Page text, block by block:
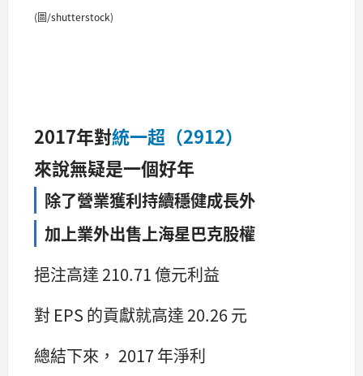
(圖/shutterstock)
2017年對統一超（2912）
來說無疑是一個好年
除了營業獲利持續穩健成長外
加上業外出售上海星巴克股權
挹注高達 210.71 億元利益
對 EPS 的貢獻就高達 20.26 元
總結下來， 2017 年淨利